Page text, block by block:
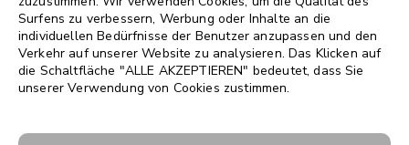
Surfens zu verbessern, Werbung oder Inhalte an die
individuellen Bedürfnisse der Benutzer anzupassen und den
Verkehr auf unserer Website zu analysieren. Das Klicken auf
die Schaltfläche "ALLE AKZEPTIEREN" bedeutet, dass Sie
unserer Verwendung von Cookies zustimmen.